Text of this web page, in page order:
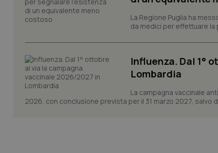
La Regione Puglia ha
da medici per effettuare la
Influenza. Dal 1°
Lombardia
La campagna vaccinale
2026, con conclusione prevista per il 31 marzo 2027, salvo
tracking-enable
session-id
_ga